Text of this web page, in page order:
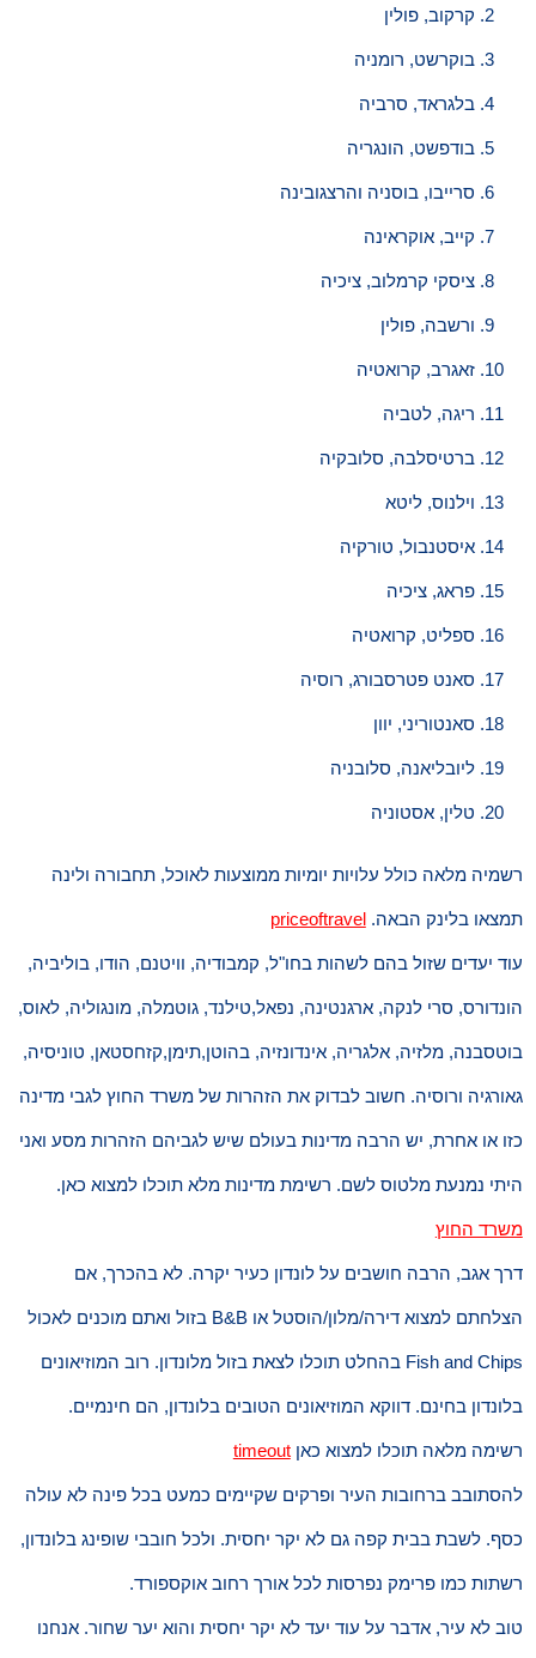
קרקוב, פולין
בוקרשט, רומניה
בלגראד, סרביה
בודפשט, הונגריה
סרייבו, בוסניה והרצגובינה
קייב, אוקראינה
ציסקי קרמלוב, ציכיה
ורשבה, פולין
זאגרב, קרואטיה
ריגה, לטביה
ברטיסלבה, סלובקיה
וילנוס, ליטא
איסטנבול, טורקיה
פראג, ציכיה
ספליט, קרואטיה
סאנט פטרסבורג, רוסיה
סאנטוריני, יוון
ליובליאנה, סלובניה
טלין, אסטוניה
רשמיה מלאה כולל עלויות יומיות ממוצעות לאוכל, תחבורה ולינה
תמצאו בלינק הבאה.priceoftravel
עוד יעדים שזול בהם לשהות בחו"ל, קמבודיה, וויטנם, הודו, בוליביה,
הונדורס, סרי לנקה, ארגנטינה, נפאל,טילנד, גוטמלה, מונגוליה, לאוס,
בוטסבנה, מלזיה, אלגריה, אינדונזיה, בהוטן,תימן,קזחסטאן, טוניסיה,
גאורגיה ורוסיה. חשוב לבדוק את הזהרות של משרד החוץ לגבי מדינה
כזו או אחרת, יש הרבה מדינות בעולם שיש לגביהם הזהרות מסע ואני
היתי נמנעת מלטוס לשם. רשימת מדינות מלא תוכלו למצוא כאן.
משרד החוץ
דרך אגב, הרבה חושבים על לונדון כעיר יקרה. לא בהכרך, אם
הצלחתם למצוא דירה/מלון/הוסטל או B&B בזול ואתם מוכנים לאכול
Fish and Chips בהחלט תוכלו לצאת בזול מלונדון. רוב המוזיאונים
בלונדון בחינם. דווקא המוזיאונים הטובים בלונדון, הם חינמיים.
רשימה מלאה תוכלו למצוא כאןtimeout
להסתובב ברחובות העיר ופרקים שקיימים כמעט בכל פינה לא עולה
כסף. לשבת בבית קפה גם לא יקר יחסית. ולכל חובבי שופינג בלונדון,
רשתות כמו פרימק נפרסות לכל אורך רחוב אוקספורד.
טוב לא עיר, אדבר על עוד יעד לא יקר יחסית והוא יער שחור. אנחנו